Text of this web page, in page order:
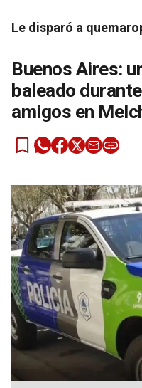
Le disparó a
Buenos Aires:
baleado
amigos en